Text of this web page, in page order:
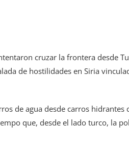
cruzar la frontera desde
de hostilidades en Siria
de agua desde carros
que, desde el lado turco, la